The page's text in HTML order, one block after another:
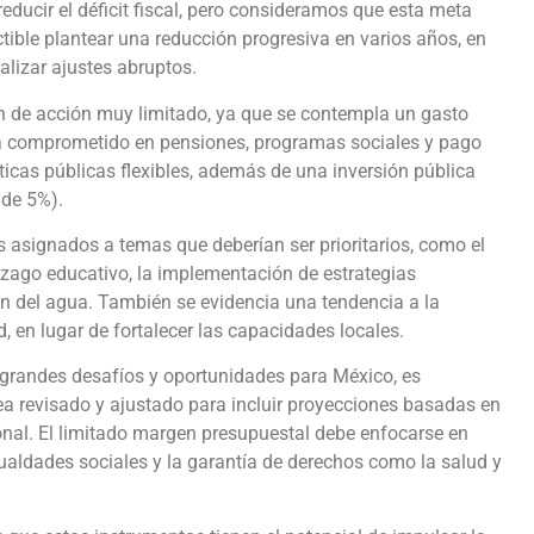
el déficit fiscal, pero consideramos que esta meta
plantear una reducción progresiva en varios años, en
ajustes abruptos.
acción muy limitado, ya que se contempla un gasto
en pensiones, programas sociales y pago
públicas flexibles, además de una inversión pública
5%).
a temas que deberían ser prioritarios, como el
educativo, la implementación de estrategias
del agua. También se evidencia una tendencia a la
en lugar de fortalecer las capacidades locales.
desafíos y oportunidades para México, es
revisado y ajustado para incluir proyecciones basadas en
El limitado margen presupuestal debe enfocarse en
sociales y la garantía de derechos como la salud y